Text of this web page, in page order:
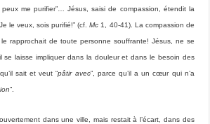
me purifier”… Jésus, saisi de compassion, étendit la
le veux, sois purifié!” (cf.Mc 1, 40-41). La compassion de
le rapprochait de toute personne souffrante! Jésus, ne se
se laisse impliquer dans la douleur et dans le besoin des
sait et veut “pâtir avec”, parce qu’il a un cœur qui n’a
”.
dans une ville, mais restait à l’écart, dans des